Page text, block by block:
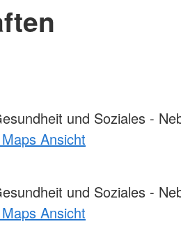
und Soziales -
Ansicht
und Soziales -
Ansicht